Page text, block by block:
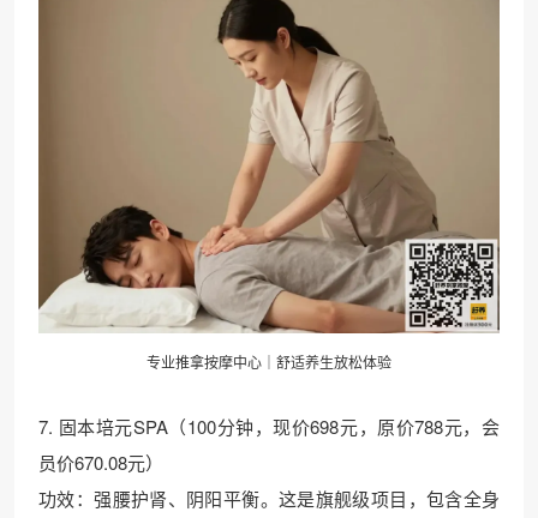
专业推拿按摩中心｜舒适养生放松体验
7. 固本培元SPA（100分钟，现价698元，原价788元，会
员价670.08元）
功效：强腰护肾、阴阳平衡。这是旗舰级项目，包含全身